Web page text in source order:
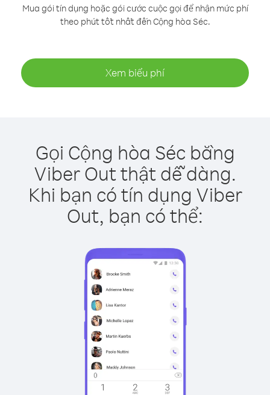
Mua gói tín dụng hoặc gói cước cuộc gọi để nhận mức phí
theo phút tốt nhất đến Cộng hòa Séc.
Xem biểu phí
Gọi Cộng hòa Séc bằng
Viber Out thật dễ dàng.
Khi bạn có tín dụng Viber
Out, bạn có thể: